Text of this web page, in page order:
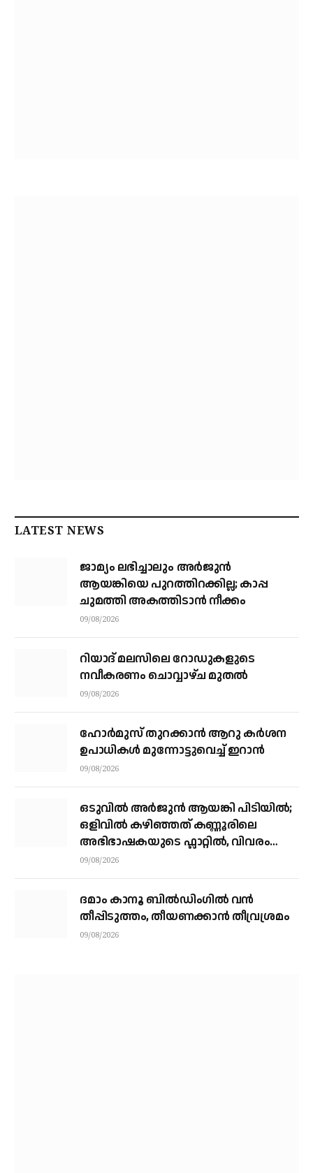
LATEST NEWS
ജാമ്യം ലഭിച്ചാലും അര്‍ജുന്‍
ആയങ്കിയെ പുറത്തിറക്കില്ല; കാപ്പ
ചുമത്തി അകത്തിടാന്‍ നീക്കം
09/08/2026
റിയാദ് മലസിലെ റോഡുകളുടെ
നവീകരണം ചൊവ്വാഴ്ച മുതല്‍
09/08/2026
ഹോർമുസ് തുറക്കാൻ ആറു കർശന
ഉപാധികൾ മുന്നോട്ടുവെച്ച് ഇറാൻ
09/08/2026
ഒടുവിൽ അർജുൻ ആയങ്കി പിടിയിൽ;
ഒളിവിൽ കഴിഞ്ഞത് കണ്ണൂരിലെ
അഭിഭാഷകയുടെ ഫ്ലാറ്റിൽ, വിവരം
നൽകിയത് ഓട്ടോ ഡ്രൈവർ
09/08/2026
ദമാം കാനൂ ബിൽഡിംഗിൽ വൻ
തീപ്പിടുത്തം, തീയണക്കാൻ തീവ്രശ്രമം
09/08/2026